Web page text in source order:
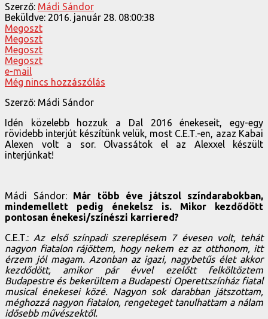
Szerző: Mádi Sándor
Beküldve: 2016. január 28. 08:00:38
Megoszt
Megoszt
Megoszt
Megoszt
e-mail
Még nincs hozzászólás
Szerző: Mádi Sándor
Idén közelebb hozzuk a Dal 2016 énekeseit, egy-egy
rövidebb interjút készítünk velük, most C.E.T.-en, azaz Kabai
Alexen volt a sor. Olvassátok el az Alexxel készült
interjúnkat!
Mádi Sándor: Már több éve játszol színdarabokban,
mindemellett pedig énekelsz is. Mikor kezdődött
pontosan énekesi/színészi karriered?
C.E.T.: Az első színpadi szereplésem 7 évesen volt, tehát
nagyon fiatalon rájöttem, hogy nekem ez az otthonom, itt
érzem jól magam. Azonban az igazi, nagybetűs élet akkor
kezdődött, amikor pár évvel ezelőtt felköltöztem
Budapestre és bekerültem a Budapesti Operettszínház fiatal
musical énekesei közé. Nagyon sok darabban játszottam,
méghozzá nagyon fiatalon, rengeteget tanulhattam a nálam
idősebb művészektől.